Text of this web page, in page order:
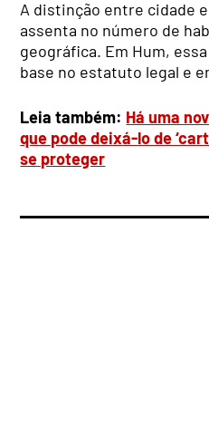
A distinção entre cidade
assenta no número de
geográfica. Em Hum,
base no estatuto legal e
Leia também: Há uma
que pode deixá-lo de
se proteger